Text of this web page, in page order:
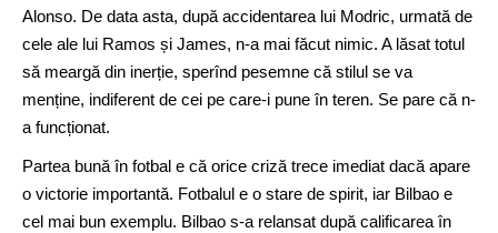
Alonso. De data asta, după accidentarea lui Modric, urmată de
cele ale lui Ramos și James, n-a mai făcut nimic. A lăsat totul
să meargă din inerție, sperînd pesemne că stilul se va
menține, indiferent de cei pe care-i pune în teren. Se pare că n-
a funcționat.
Partea bună în fotbal e că orice criză trece imediat dacă apare
o victorie importantă. Fotbalul e o stare de spirit, iar Bilbao e
cel mai bun exemplu. Bilbao s-a relansat după calificarea în